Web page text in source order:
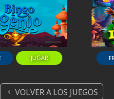
JUGAR
VOLVER A LOS JUEGOS